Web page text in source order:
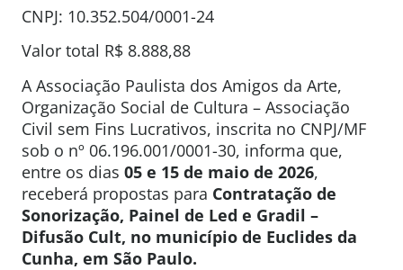
CNPJ: 10.352.504/0001-24
Valor total R$ 8.888,88
A Associação Paulista dos Amigos da Arte,
Organização Social de Cultura – Associação
Civil sem Fins Lucrativos, inscrita no CNPJ/MF
sob o nº 06.196.001/0001-30, informa que,
entre os dias 05 e 15 de maio de 2026,
receberá propostas para Contratação de
Sonorização, Painel de Led e Gradil –
Difusão Cult, no município de Euclides da
Cunha, em São Paulo.